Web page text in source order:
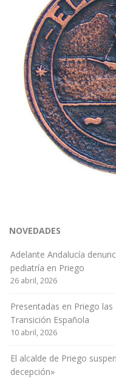
NOVEDADES
Adelante Andalucía
pediatría en Priego
26 abril, 2026
Presentadas en Priego
Transición Española
10 abril, 2026
El alcalde de Priego
decepción»